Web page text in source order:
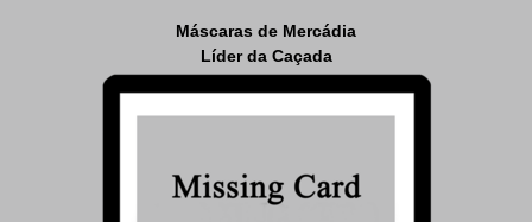
Máscaras de Mercádia
Líder da Caçada